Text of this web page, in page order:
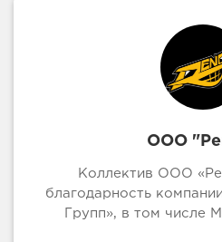
ООО
Коллектив ООО
благодарность
Групп», в том числе